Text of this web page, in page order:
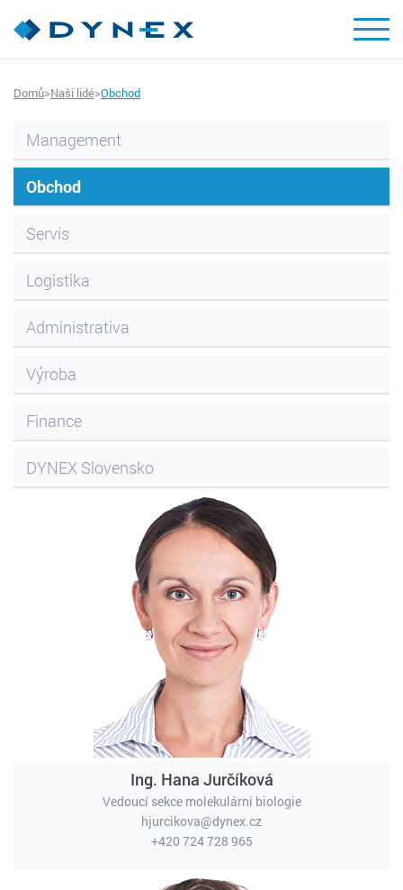
Domů>Naši lidé>Obchod
Management
Obchod
Servis
Logistika
Administrativa
Výroba
Finance
DYNEX Slovensko
Ing. Hana Jurčíková
Vedoucí sekce molekulární biologie
hjurcikova@dynex.cz
+420 724 728 965